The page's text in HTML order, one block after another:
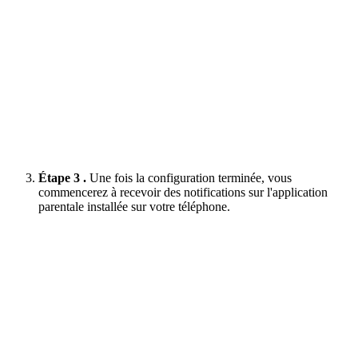
Étape 3 . Une fois la configuration terminée, vous
commencerez à recevoir des notifications sur l'application
parentale installée sur votre téléphone.